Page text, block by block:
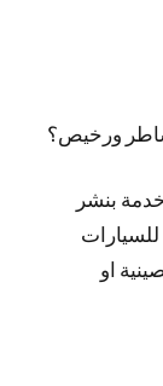
شاطر ورخيص؟
بنشر
للسيارات
او